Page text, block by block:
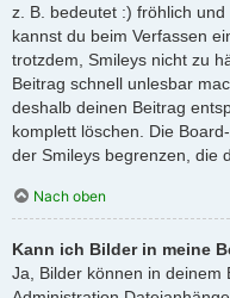
z. B. bedeutet :) fröhlich
kannst du beim Verfassen
trotzdem, Smileys nicht zu
Beitrag schnell unlesbar
deshalb deinen Beitrag
komplett löschen. Die
der Smileys begrenzen, die
Nach oben
Kann ich Bilder in meine
Ja, Bilder können in deinem